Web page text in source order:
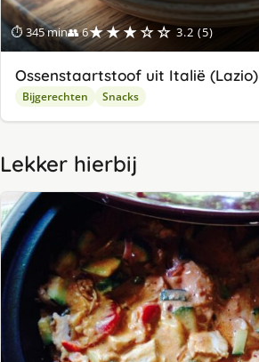
⏱ 345 min👥 6★★★☆☆ 3.2 (5)
Ossenstaartstoof uit Italië (Lazio)
Bijgerechten Snacks
Lekker hierbij